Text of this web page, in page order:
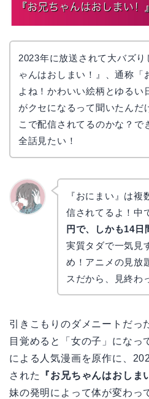
2023年に放送されて大バズり
ゃんはおしまい！』、通称「
よね！かわいい絵柄とゆるい
がクセになるって聞いたんだ
こで配信されてるのかな？で
全話見たい！
『おにまい』は
信されてるよ！中
円で、しかも14日
実質タダで一気見
め！アニメの見放
スだから、見終わ
引きこもりのダメニートだっ
目覚めると「女の子」にな
による人気漫画を原作に、
された
『お兄ちゃんはおしま
妹の発明によって体が変わっ